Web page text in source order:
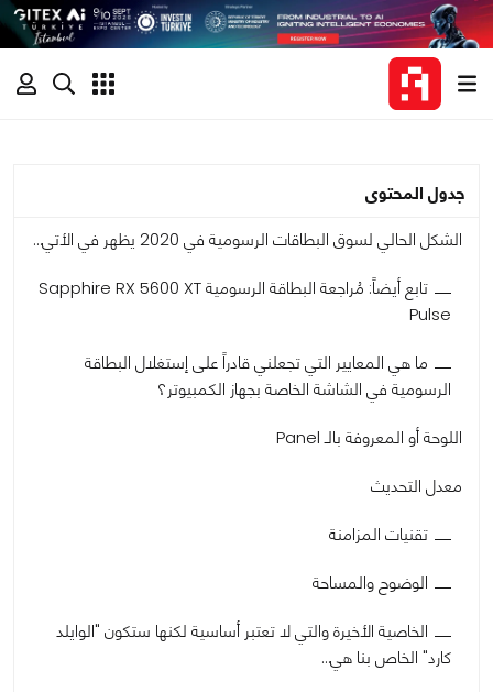
جدول المحتوى
الشكل الحالي لسوق البطاقات الرسومية في 2020 يظهر في الأتي…
تابع أيضاً: مُراجعة البطاقة الرسومية Sapphire RX 5600 XT
Pulse
ما هي المعايير التي تجعلني قادراً على إستغلال البطاقة
الرسومية في الشاشة الخاصة بجهاز الكمبيوتر؟
اللوحة أو المعروفة بالـ Panel
معدل التحديث
تقنيات المزامنة
الوضوح والمساحة
الخاصية الأخيرة والتي لا تعتبر أساسية لكنها ستكون "الوايلد
كارد" الخاص بنا هي…